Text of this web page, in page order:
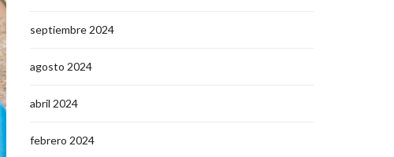
septiembre 2024
agosto 2024
abril 2024
febrero 2024